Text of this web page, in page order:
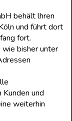
behält lhren
und führt dort
fort.
bisher unter
und
weiterhin